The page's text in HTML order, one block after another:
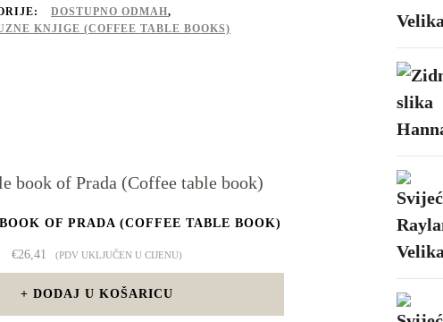
DOSTUPNO ODMAH,
KNJIGE (COFFEE TABLE BOOKS)
OF PRADA (COFFEE TABLE BOOK)
€26,41 (PDV UKLJUČEN U CIJENU)
DODAJ U KOŠARICU